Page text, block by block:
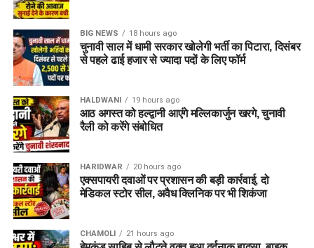
BIG NEWS 18 hours ago
चुनावी साल में धामी सरकार खोलेगी भर्ती का पिटारा, दिसंबर
से पहले ढाई हजार से ज्यादा पदों के लिए फॉर्म
HALDWANI 19 hours ago
आठ अगस्त को हल्द्वानी आएंगे मल्लिकार्जुन खरगे, चुनावी
रैली को करेंगे संबोधित
HARIDWAR 20 hours ago
एक्सपायरी दवाओं पर प्रशासन की बड़ी कार्रवाई, दो
मेडिकल स्टोर सील, अवैध क्लिनिक पर भी शिकंजा
CHAMOLI 21 hours ago